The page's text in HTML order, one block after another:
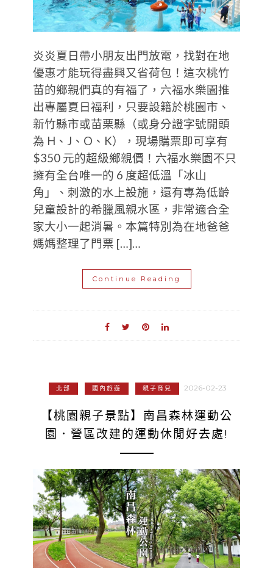
炎炎夏日帶小朋友出門放電，找對在地
優惠才能玩得盡興又省荷包！這次桃竹
苗的鄉親們真的有福了，六福水樂園推
出專屬夏日福利，只要設籍於桃園市、
新竹縣市或苗栗縣（或身分證字號開頭
為 H、J、O、K），現場購票即可享有
$350 元的超級鄉親價！六福水樂園不只
擁有全台唯一的 6 度超低溫「冰山
角」、刺激的水上設施，還有專為低齡
兒童設計的希臘風親水區，非常適合全
家大小一起消暑。本篇特別為在地爸爸
媽媽整理了門票 […]…
Continue Reading
北部 國內旅遊 親子育兒 2026-02-23
【桃園親子景點】南昌森林運動公
園．營區改建的運動休閒好去處!